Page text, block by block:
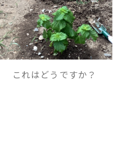
これはどうですか？